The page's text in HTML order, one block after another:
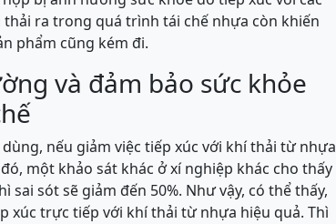
ra trong quá trình tái chế nhựa còn khiến
phẩm cũng kém đi.
và đảm bảo sức khỏe
nếu giảm việc tiếp xúc với khí thải từ nhựa
một khảo sát khác ở xí nghiệp khác cho thấy
sót sẽ giảm đến 50%. Như vậy, có thể thấy,
xúc trực tiếp với khí thải từ nhựa hiệu quả. Thì